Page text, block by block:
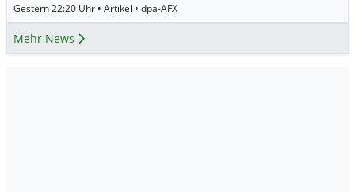
Gestern 22:20 Uhr • Artikel • dpa-AFX
Mehr News